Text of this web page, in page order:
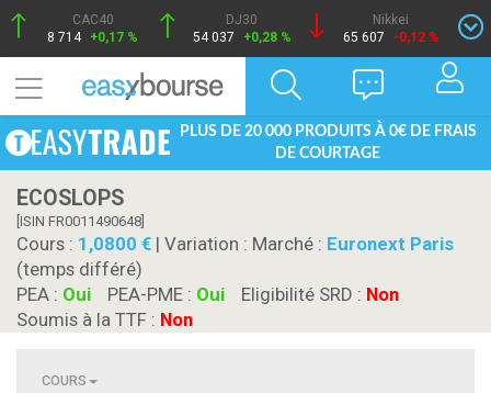
CAC40
8 714 +0,17 %
DJ30
54 037
+0,28 %
Nikkei
65 607
-0,12 %
PLUS DE 20 000 PRODUITS À 0€ DE FRAIS
DE COURTAGE
ECOSLOPS
[ISIN FR0011490648]
Cours : 1,0800 | Variation : Marché : Euronext Paris
(temps différé)
PEA : Oui PEA-PME : Oui Eligibilité SRD : Non
Soumis à la TTF : Non
COURS